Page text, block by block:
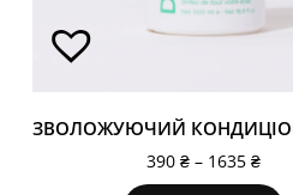
390 ₴ – 1635 ₴